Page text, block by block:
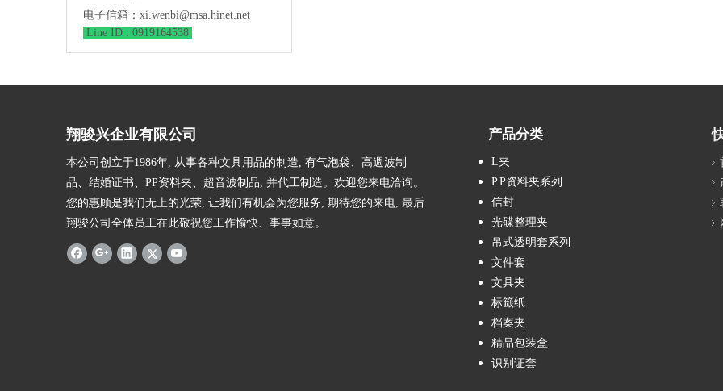
电子信箱： xi.wenbi@msa.hinet.net
Line ID : 0919164538
翔骏兴企业有限公司
本公司创立于1986年, 从事各种文具用品的制造, 有气泡袋、高週波制
品、结婚证书、PP资料夹、超音波制品, 并代工制造。欢迎您来电洽询。
您的惠顾是我们无上的光荣, 让我们有机会为您服务, 期待您的来电, 最后
翔骏公司全体员工在此敬祝您工作愉快、事事如意。
产品分类
L夹
P.P资料夹系列
信封
光碟整理夹
吊式透明套系列
文件套
文具夹
标籤纸
档案夹
精品包装盒
识别证套